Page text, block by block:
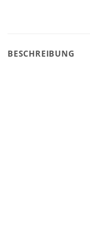
BESCHREIBUNG